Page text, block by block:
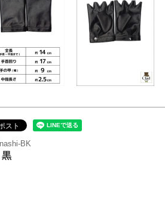
BK
黒